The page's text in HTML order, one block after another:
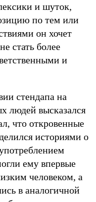
и шуток,
по тем или
он хочет
стать более
и
стендапа на
людей высказался
что откровенные
историями о
ему впервые
человеком, а
в аналогичной